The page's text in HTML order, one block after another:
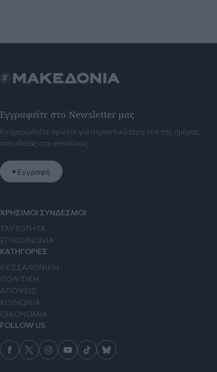
Εγγραφείτε στο Newsletter μας
Ενημερωθείτε πρώτοι για σημαντικότερα νέα της ημέρας
απευθείας στο email σας.
Εγγραφή
ΧΡΗΣΙΜΟΙ ΣΥΝΔΕΣΜΟΙ
TAYTOTHTA
ΕΠΙΚΟΙΝΩΝΙΑ
ΚΑΤΗΓΟΡΙΕΣ
ΘΕΣΣΑΛΟΝΙΚΗ
ΠΟΛΙΤΙΚΗ
ΑΠΟΨΕΙΣ
ΚΟΙΝΩΝΙΑ
ΟΙΚΟΝΟΜΙΑ
FOLLOW US